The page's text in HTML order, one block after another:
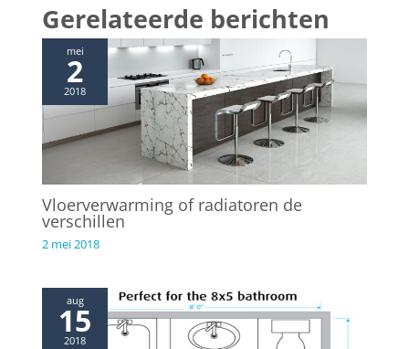
c
h
a
v
i
a
t
e
Gerelateerde berichten
mei
2
2018
Vloerverwarming of radiatoren de
verschillen
2 mei 2018
aug
15
2018